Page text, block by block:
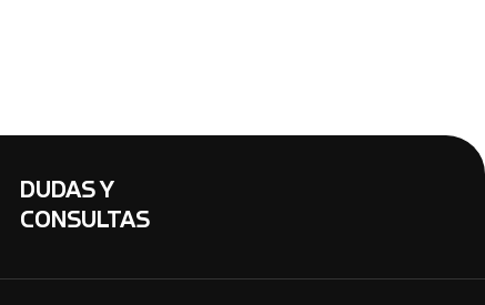
DUDAS Y
CONSULTAS